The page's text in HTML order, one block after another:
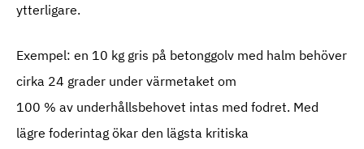
ytterligare.
Exempel: en 10 kg gris på betonggolv med halm behöver
cirka 24 grader under värmetaket om
100 % av underhållsbehovet intas med fodret. Med
lägre foderintag ökar den lägsta kritiska